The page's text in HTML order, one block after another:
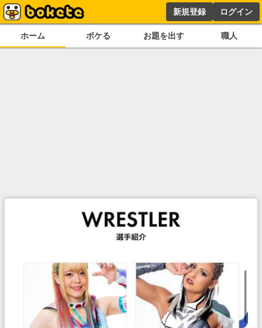
新規登録 ログイン
ホーム ボケる お題を出す 職人